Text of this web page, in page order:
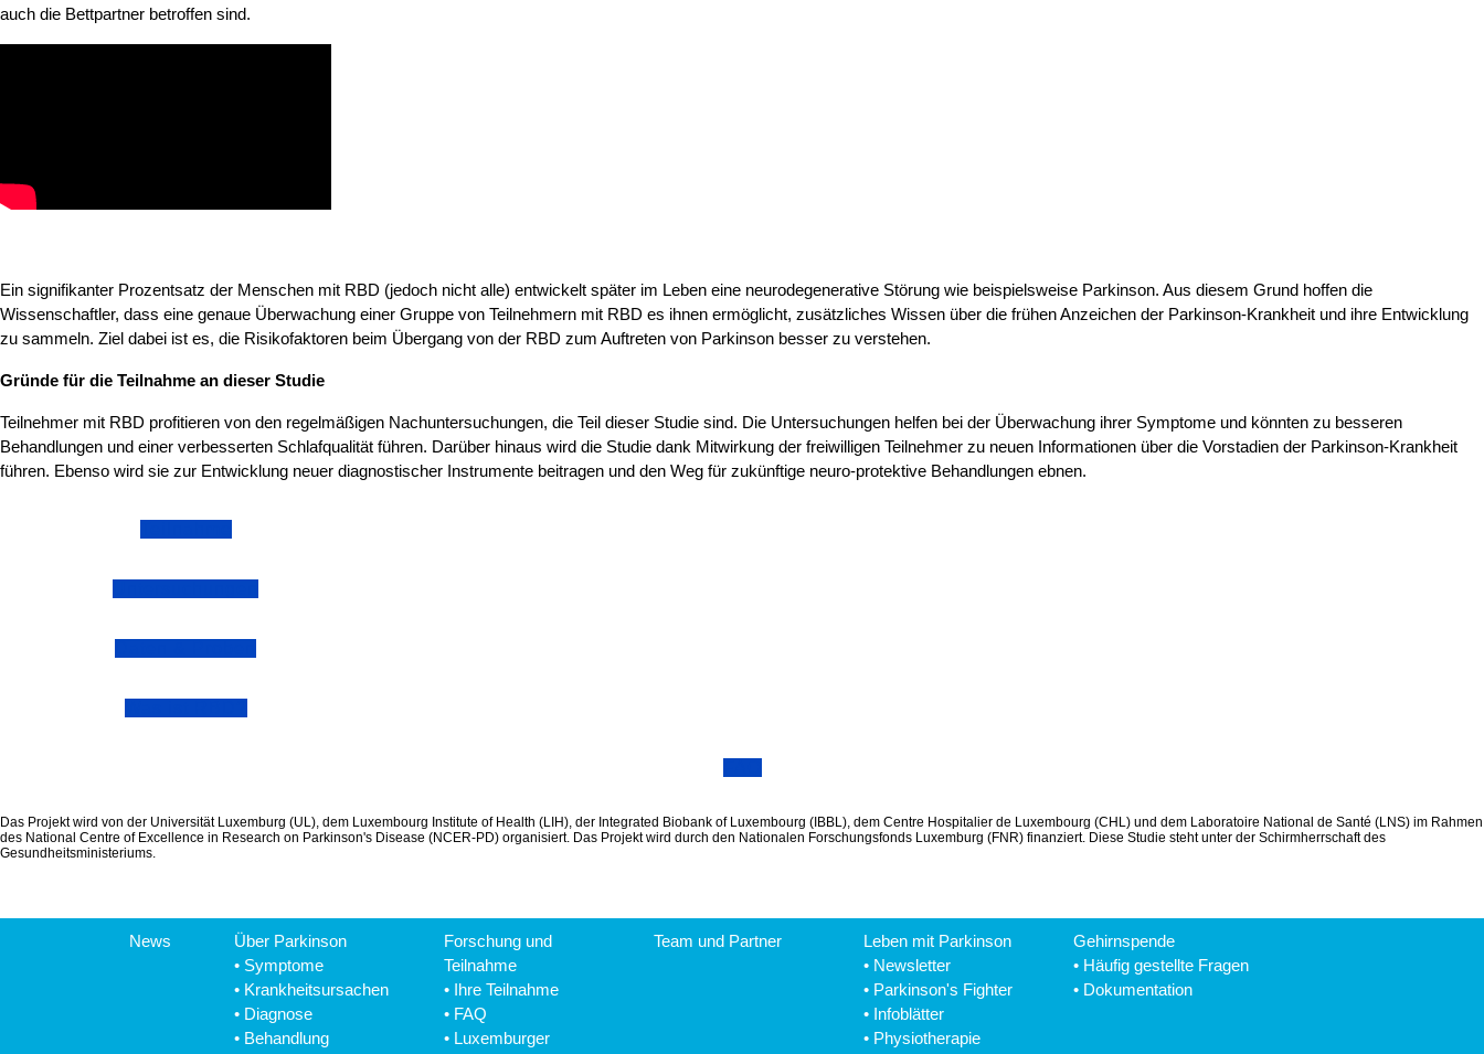
auch die Bettpartner betroffen sind.
Ein signifikanter Prozentsatz der Menschen mit RBD (jedoch nicht alle) entwickelt später im Leben eine neurodegenerative Störung wie beispielsweise Parkinson. Aus diesem Grund hoffen die
Wissenschaftler, dass eine genaue Überwachung einer Gruppe von Teilnehmern mit RBD es ihnen ermöglicht, zusätzliches Wissen über die frühen Anzeichen der Parkinson-Krankheit und ihre Entwicklung
zu sammeln. Ziel dabei ist es, die Risikofaktoren beim Übergang von der RBD zum Auftreten von Parkinson besser zu verstehen.
Gründe für die Teilnahme an dieser Studie
Teilnehmer mit RBD profitieren von den regelmäßigen Nachuntersuchungen, die Teil dieser Studie sind. Die Untersuchungen helfen bei der Überwachung ihrer Symptome und könnten zu besseren
Behandlungen und einer verbesserten Schlafqualität führen. Darüber hinaus wird die Studie dank Mitwirkung der freiwilligen Teilnehmer zu neuen Informationen über die Vorstadien der Parkinson-Krankheit
führen. Ebenso wird sie zur Entwicklung neuer diagnostischer Instrumente beitragen und den Weg für zukünftige neuro-protektive Behandlungen ebnen.
Das Projekt wird von der Universität Luxemburg (UL), dem Luxembourg Institute of Health (LIH), der Integrated Biobank of Luxembourg (IBBL), dem Centre Hospitalier de Luxembourg (CHL) und dem Laboratoire National de Santé (LNS) im Rahmen
des National Centre of Excellence in Research on Parkinson's Disease (NCER-PD) organisiert. Das Projekt wird durch den Nationalen Forschungsfonds Luxemburg (FNR) finanziert. Diese Studie steht unter der Schirmherrschaft des
Gesundheitsministeriums.
News
Über Parkinson
• Symptome
• Krankheitsursachen
• Diagnose
• Behandlung
Forschung und
Teilnahme
• Ihre Teilnahme
• FAQ
• Luxemburger
Team und Partner
Leben mit Parkinson
• Newsletter
• Parkinson's Fighter
• Infoblätter
• Physiotherapie
Gehirnspende
• Häufig gestellte Fragen
• Dokumentation